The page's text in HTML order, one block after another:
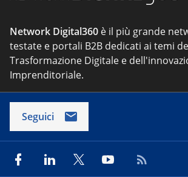
Network Digital360 è il più grande
testate e portali B2B dedicati ai temi
Trasformazione Digitale e
Imprenditoriale.
Seguici